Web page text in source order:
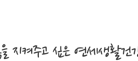
을 지켜주고 싶은 연세생활